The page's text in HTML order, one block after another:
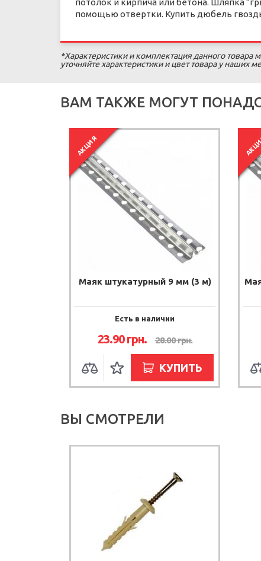
потолок и кирпича или бетона. Шляпка
помощью отвертки. Купить дюбель
*Характеристики и комплектация данного товара
уточняйте характеристики и цвет товара у наших
ВАМ ТАКЖЕ МОГУТ
АКЦИЯ
Маяк штукатурный 9 мм (3 м)
Есть в наличии
23.90грн. 28.00грн.
КУПИТЬ
ВЫ СМОТРЕЛИ